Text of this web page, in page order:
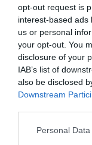
opt-out request is
interest-based ads
us or personal
your opt-out. You
disclosure of your
IAB’s list of
also be disclosed
Downstream
Personal
Los hechos
alumna dio la
avisó de que la
habían realizado
La menor facilitó
de una
centro, quien